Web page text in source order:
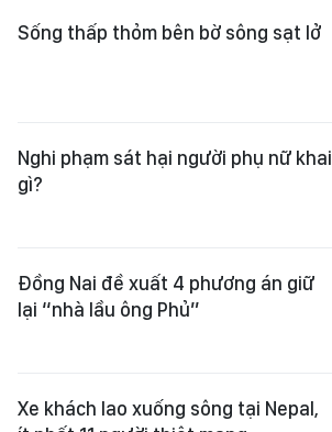
Sống thấp thỏm bên bờ sông sạt lở
Nghi phạm sát hại người phụ nữ khai
gì?
Đồng Nai đề xuất 4 phương án giữ
lại “nhà lầu ông Phủ”
Xe khách lao xuống sông tại Nepal,